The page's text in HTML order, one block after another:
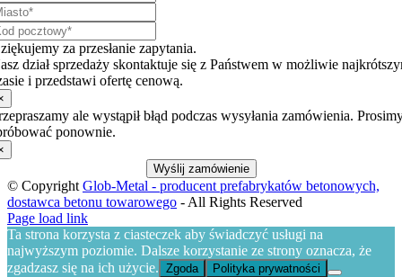
za przesłanie zapytania.
dział sprzedaży skontaktuje się z Państwem w możliwie
i przedstawi ofertę cenową.
ale wystąpił błąd podczas wysyłania zamówienia.
ponownie.
Wyślij zamówienie
© CopyrightGlob-Metal - producent prefabrykatów betonowych,
dostawca betonu towarowego - All Rights Reserved
Page load link
Ta strona korzysta z ciasteczek aby świadczyć usługi na
najwyższym poziomie. Dalsze korzystanie ze strony oznacza, że
zgadzasz się na ich użycie. Zgoda Polityka prywatności